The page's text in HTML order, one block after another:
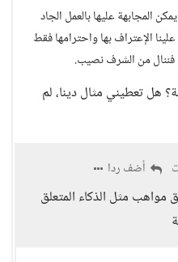
المجابهة عليها بالعمل الجاد
الإعتراف بها واحترامها فقط
فننال من الشرف نصيب.
هل تعطيني مثال دينا، لم
أضف ردا
مثل الذكاء المتعلق